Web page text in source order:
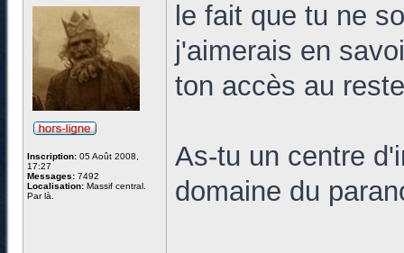
Inscription: 05 Août 2008,
17:27
Messages: 7492
Localisation: Massif central.
Par là.
le fait que tu ne
j'aimerais en
ton accès au
As-tu un centre
domaine du